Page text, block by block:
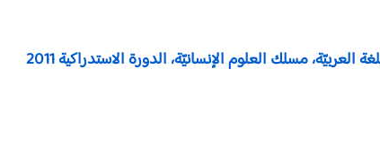
مسلك العلوم الإنسانيّة، الدورة الاستدراكية 2011